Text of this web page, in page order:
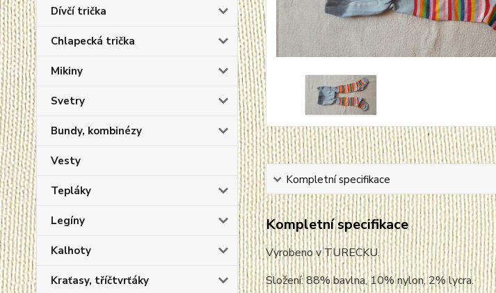
Dívčí trička
Chlapecká trička
Mikiny
Svetry
Bundy, kombinézy
Vesty
Tepláky
Legíny
Kalhoty
Kraťasy, tříčtvrťáky
Kompletní specifikace
Kompletní specifikace
Vyrobeno v TURECKU.
Složení: 88% bavlna, 10% nylon, 2% lycra.